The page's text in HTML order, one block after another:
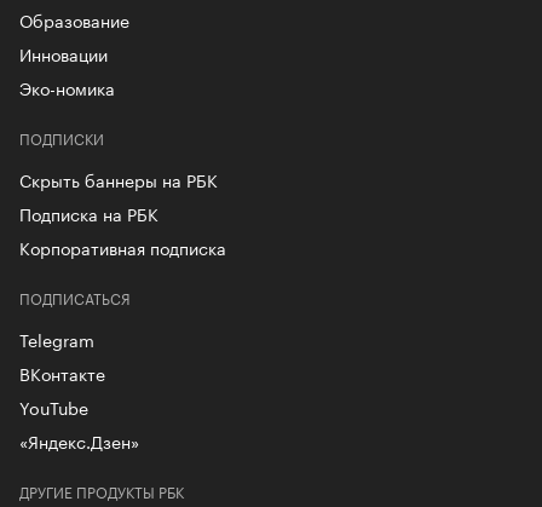
Образование
Инновации
Эко-номика
ПОДПИСКИ
Скрыть баннеры на РБК
Подписка на РБК
Корпоративная подписка
ДРУГИЕ ПРОДУКТЫ РБК
ПОДПИСАТЬСЯ
Telegram
ВКонтакте
YouTube
«Яндекс.Дзен»